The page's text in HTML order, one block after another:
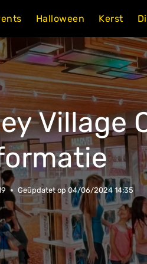
Halloween Kerst
Village
Geüpdatet op 04/06/2024 14:35